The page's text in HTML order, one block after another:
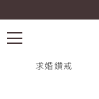
I-PRIMO 新光
求婚鑽戒